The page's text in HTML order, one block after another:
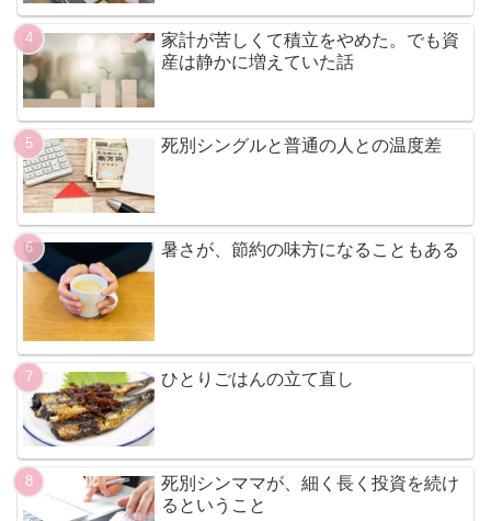
家計が苦しくて積立をやめた。でも資
産は静かに増えていた話
死別シングルと普通の人との温度差
暑さが、節約の味方になることもある
ひとりごはんの立て直し
死別シンママが、細く長く投資を続け
るということ